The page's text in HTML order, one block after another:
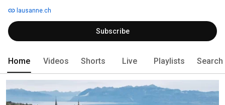
lieu d’excellence en matière de formation et de recherche – avec
notamment l’École polytechnique fédérale de Lausanne (EPFL), l’Université
de Lausanne (UNIL), l’IMD ou l’École hôtelière –, ville de culture, destination
appréciée des touristes, Lausanne se réjouit de vous offrir un cadre de vie
lausanne.ch
Subscribe
Home Videos Shorts Live Playlists Search